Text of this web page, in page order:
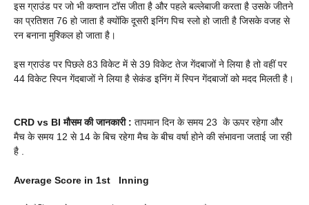
इस ग्राउंड पर जो भी कप्तान टॉस जीता है और पहले बल्लेबाजी करता है उसके जीतने
का प्रतिशत 76 हो जाता है क्योंकि दूसरी इनिंग पिच स्लो हो जाती है जिसके वजह से
रन बनाना मुश्किल हो जाता है।
इस ग्राउंड पर पिछले 83 विकेट में से 39 विकेट तेज गेंदबाजों ने लिया है तो वहीं पर
44 विकेट स्पिन गेंदबाजों ने लिया है सेकंड इनिंग में स्पिन गेंदबाजों को मदद मिलती है।
CRD vs BIमौसम की जानकारी : तापमान दिन के समय 23 के ऊपर रहेगा और
मैच के समय 12 से 14 के बिच रहेगा मैच के बीच वर्षा होने की संभावना जताई जा रही
है .
Average Score in 1st Inning